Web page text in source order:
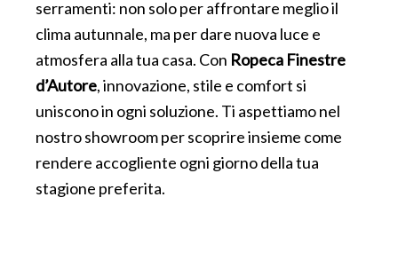
serramenti: non solo per affrontare meglio il
clima autunnale, ma per dare nuova luce e
atmosfera alla tua casa. Con Ropeca Finestre
d’Autore, innovazione, stile e comfort si
uniscono in ogni soluzione. Ti aspettiamo nel
nostro showroom per scoprire insieme come
rendere accogliente ogni giorno della tua
stagione preferita.